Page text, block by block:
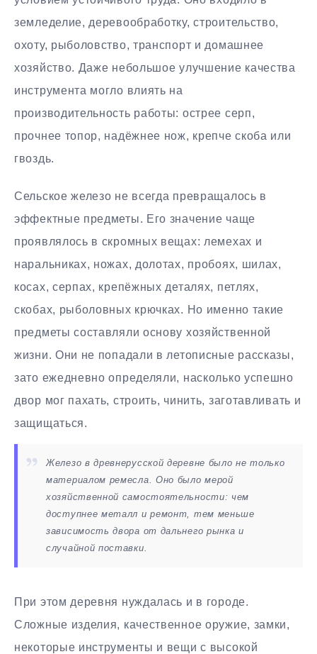
земледелие, деревообработку, строительство,
охоту, рыболовство, транспорт и домашнее
хозяйство. Даже небольшое улучшение качества
инструмента могло влиять на
производительность работы: острее серп,
прочнее топор, надёжнее нож, крепче скоба или
гвоздь.
Сельское железо не всегда превращалось в
эффектные предметы. Его значение чаще
проявлялось в скромных вещах: лемехах и
наральниках, ножах, долотах, пробоях, шилах,
косах, серпах, крепёжных деталях, петлях,
скобах, рыболовных крючках. Но именно такие
предметы составляли основу хозяйственной
жизни. Они не попадали в летописные рассказы,
зато ежедневно определяли, насколько успешно
двор мог пахать, строить, чинить, заготавливать и
защищаться.
Железо в древнерусской деревне было не только
материалом ремесла. Оно было мерой
хозяйственной самостоятельности: чем
доступнее металл и ремонт, тем меньше
зависимость двора от дальнего рынка и
случайной поставки.
При этом деревня нуждалась и в городе.
Сложные изделия, качественное оружие, замки,
некоторые инструменты и вещи с высокой